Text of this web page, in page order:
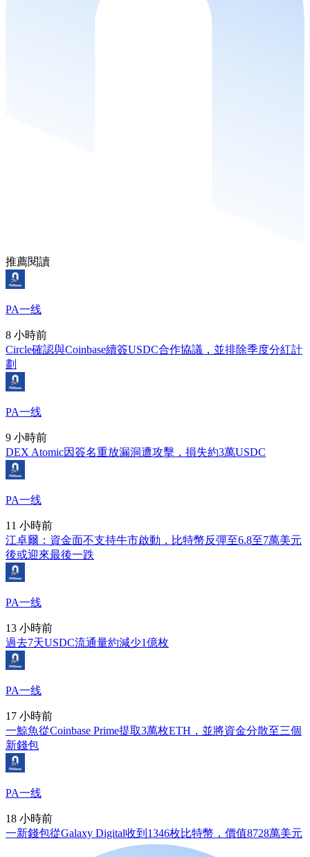
推薦閱讀
PA一线
8 小時前
Circle確認與Coinbase續簽USDC合作協議，並排除季度分紅計
劃
PA一线
9 小時前
DEX Atomic因簽名重放漏洞遭攻擊，損失約3萬USDC
PA一线
11 小時前
江卓爾：資金面不支持牛市啟動，比特幣反彈至6.8至7萬美元
後或迎來最後一跌
PA一线
13 小時前
過去7天USDC流通量約減少1億枚
PA一线
17 小時前
一鯨魚從Coinbase Prime提取3萬枚ETH，並將資金分散至三個
新錢包
PA一线
18 小時前
一新錢包從Galaxy Digital收到1346枚比特幣，價值8728萬美元